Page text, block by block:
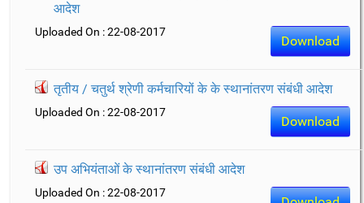
आदेश
Download
Uploaded On : 22-08-2017
तृतीय / चतुर्थ श्रेणी कर्मचारियों के के स्थानांतरण संबंधी आदेश
Download
Uploaded On : 22-08-2017
उप अभियंताओं के स्थानांतरण संबंधी आदेश
Uploaded On : 22-08-2017